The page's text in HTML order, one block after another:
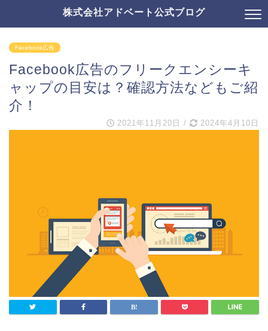
株式会社アドベート公式ブログ
Facebook広告
Facebook広告のフリークエンシーキ
ャップの目安は？確認方法などもご紹
介！
2021年11月20日 / 2024年4月10日